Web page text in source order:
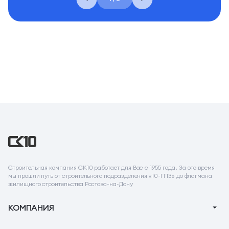
Строительная компания СК10 работает для Вас с 1955 года. За это время
мы прошли путь от строительного подразделения «10-ГПЗ» до флагмана
жилищного строительства Ростова-на-Дону
КОМПАНИЯ